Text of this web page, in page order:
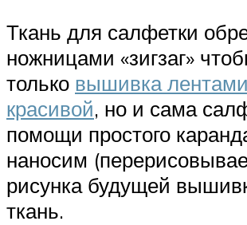
Ткань для салфетки
ножницами «зигзаг»
только вышивка
красивой, но и сама
помощи простого
наносим
рисунка будущей
ткань.